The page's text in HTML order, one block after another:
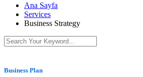
Ana Sayfa
Services
Business Strategy
Business Plan